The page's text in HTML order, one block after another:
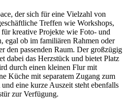
der sich für eine Vielzahl von
Treffen wie Workshops,
kreative Projekte wie Foto- und
egal ob im familiären Rahmen oder
den passenden Raum. Der großzügig
dabei das Herzstück und bietet Platz
durch einen kleinen Flur mit
Küche mit separatem Zugang zum
eine kurze Auszeit steht ebenfalls
zur Verfügung.